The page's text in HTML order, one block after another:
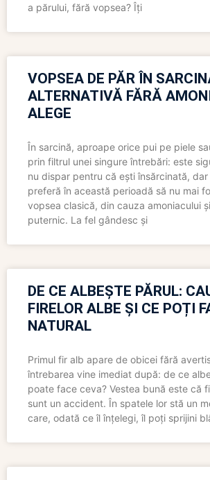
a părului, fără vopsea? Îți
VOPSEA DE PĂR ÎN
ALTERNATIVĂ FĂRĂ
ALEGE
În sarcină, aproape orice pui pe piele
prin filtrul unei singure întrebări: este
nu dispar pentru că ești însărcinată,
preferă în această perioadă să nu mai
vopsea clasică, din cauza amoniacului
puternic. La fel gândesc și
DE CE ALBEȘTE PĂRUL:
FIRELOR ALBE ȘI CE POȚI
NATURAL
Primul fir alb apare de obicei fără
întrebarea vine imediat după: de ce
poate face ceva? Vestea bună este că
sunt un accident. În spatele lor stă un
care, odată ce îl înțelegi, îl poți sprijini